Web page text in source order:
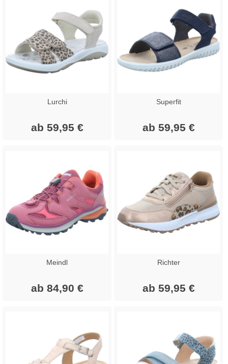
Lurchi
ab 59,95 €
Superfit
ab 59,95 €
Meindl
ab 84,90 €
Richter
ab 59,95 €